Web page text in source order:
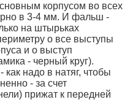
корпусом во всех
в 3-4 мм. И фальш -
на штырьках
о все выступы
и о выступ
- черный круг).
надо в натяг, чтобы
- за счет
прижат к передней